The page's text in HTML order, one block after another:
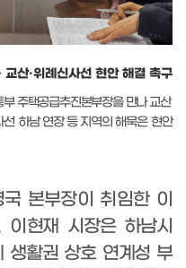
산·위례신사선 현안 해결 촉구
주택공급추진본부장을 만나 교산
하남 연장 등 지역의 해묵은 현안
본부장이 취임한 이
이 현재 시장은 하남시
생활권 상호 연계성 부